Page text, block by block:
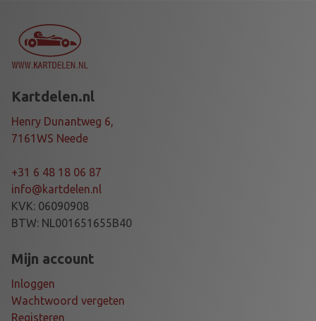
Kartdelen.nl
Henry Dunantweg 6,
7161WS Neede
+31 6 48 18 06 87
info@kartdelen.nl
KVK: 06090908
BTW: NL001651655B40
Mijn account
Inloggen
Wachtwoord vergeten
Registeren